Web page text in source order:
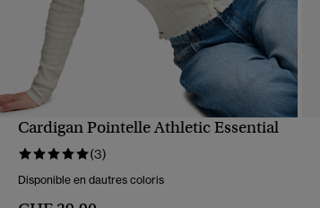
Cardigan Pointelle Athletic Essential
(3)
Disponible en dautres coloris